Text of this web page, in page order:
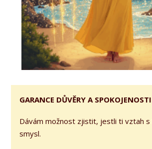
GARANCE DŮVĚRY A SPOKOJENOSTI
Dávám možnost zjistit, jestli ti vztah s
smysl.